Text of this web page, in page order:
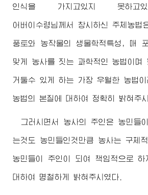
인식을 가지고있지 못하고
어버이수령님께서 창시하신 주체농법
풍토와 농작물의 생물학적특성, 매
맞게 농사를 짓는 과학적인 농법이며
거둘수 있게 하는 가장 우월한 농법이
농법의 본질에 대하여 정확히 밝혀주시
그러시면서 농사의 주인은 농민들
는것도 농민들인것만큼 농사는 구체
농민들이 주인이 되여 책임적으로 하
대하여 명철하게 밝혀주시였다.